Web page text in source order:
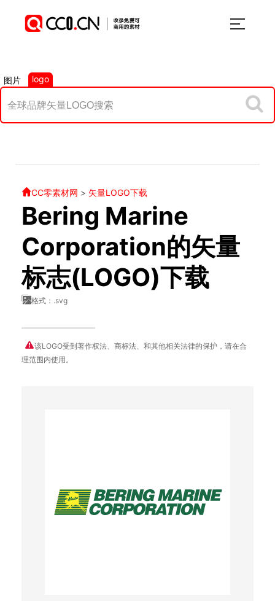
图片 logo
CC零素材网 > 矢量LOGO下载
Bering Marine
Corporation的矢量
标志(LOGO)下载
格式：.svg
该LOGO受到著作权法、商标法、和其他相关法律的保护，请在合
理范围内使用。